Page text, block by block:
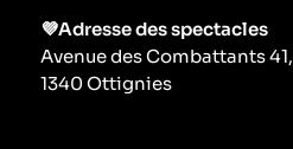
💜Adresse des spectacles
Avenue des Combattants 41,
1340 Ottignies